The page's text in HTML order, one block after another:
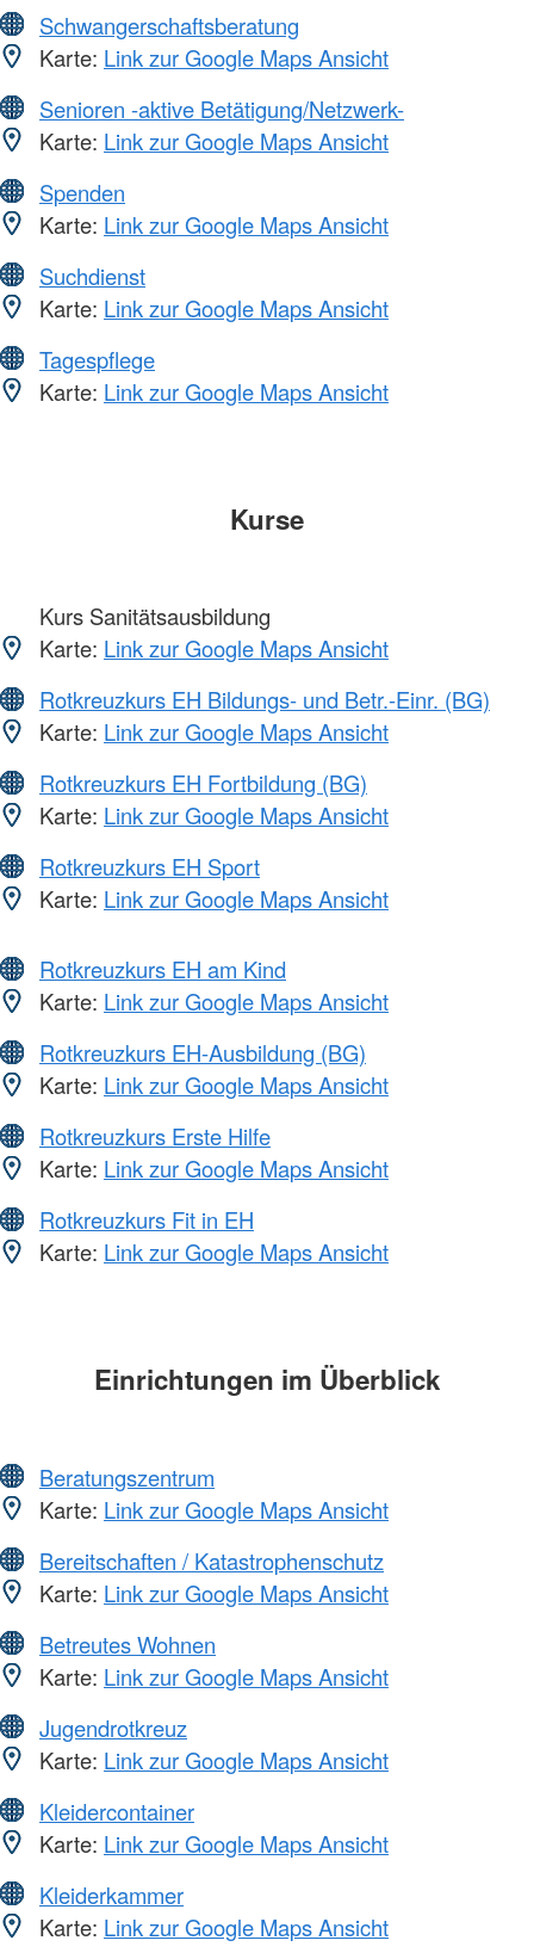
Schwangerschaftsberatung
Karte: Link zur Google Maps Ansicht
Senioren -aktive Betätigung/Netzwerk-
Karte: Link zur Google Maps Ansicht
Spenden
Karte: Link zur Google Maps Ansicht
Suchdienst
Karte: Link zur Google Maps Ansicht
Tagespflege
Karte: Link zur Google Maps Ansicht
Kurse
Kurs Sanitätsausbildung
Karte: Link zur Google Maps Ansicht
Rotkreuzkurs EH Bildungs- und Betr.-Einr. (BG)
Karte: Link zur Google Maps Ansicht
Rotkreuzkurs EH Fortbildung (BG)
Karte: Link zur Google Maps Ansicht
Rotkreuzkurs EH Sport
Karte: Link zur Google Maps Ansicht
Rotkreuzkurs EH am Kind
Karte: Link zur Google Maps Ansicht
Rotkreuzkurs EH-Ausbildung (BG)
Karte: Link zur Google Maps Ansicht
Rotkreuzkurs Erste Hilfe
Karte: Link zur Google Maps Ansicht
Rotkreuzkurs Fit in EH
Karte: Link zur Google Maps Ansicht
Einrichtungen im Überblick
Beratungszentrum
Karte: Link zur Google Maps Ansicht
Bereitschaften / Katastrophenschutz
Karte: Link zur Google Maps Ansicht
Betreutes Wohnen
Karte: Link zur Google Maps Ansicht
Jugendrotkreuz
Karte: Link zur Google Maps Ansicht
Kleidercontainer
Karte: Link zur Google Maps Ansicht
Kleiderkammer
Karte: Link zur Google Maps Ansicht